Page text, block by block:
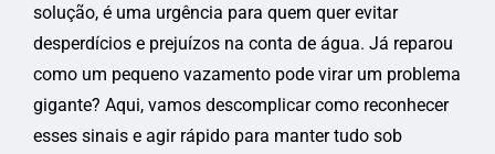
solução, é uma urgência para quem quer evitar
desperdícios e prejuízos na conta de água. Já reparou
como um pequeno vazamento pode virar um problema
gigante? Aqui, vamos descomplicar como reconhecer
esses sinais e agir rápido para manter tudo sob